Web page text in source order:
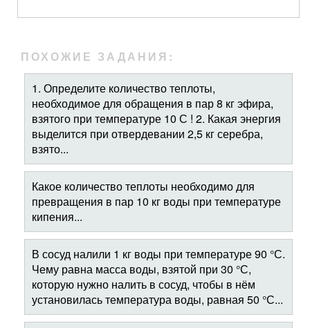
ПОХОЖИЕ ЗАДАНИЯ:
1. Определите количество теплоты,
необходимое для обращения в пар 8 кг эфира,
взятого при температуре 10 С ! 2. Какая энергия
выделится при отвердевании 2,5 кг серебра,
взято...
Какое количество теплоты необходимо для
превращения в пар 10 кг воды при температуре
кипения...
В сосуд налили 1 кг воды при температуре 90 °С.
Чему равна масса воды, взятой при 30 °С,
которую нужно налить в сосуд, чтобы в нём
установилась температура воды, равная 50 °С...